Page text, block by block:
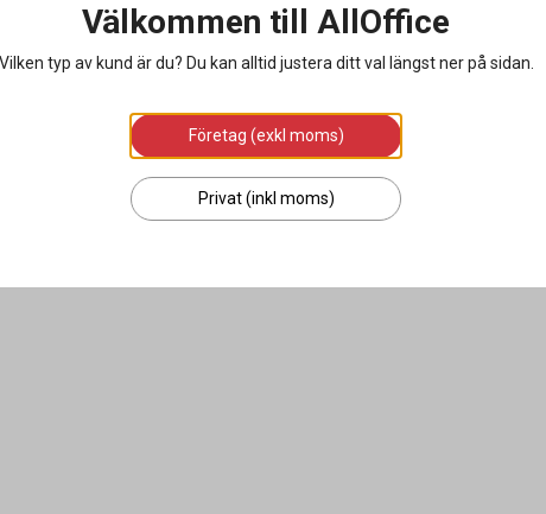
Välkommen till AllOffice
Vilken typ av kund är du? Du kan alltid justera ditt val längst ner på sidan.
Företag (exkl moms)
Privat (inkl moms)